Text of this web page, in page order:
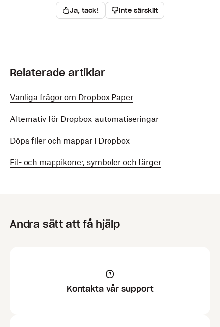
Ja, tack! Inte särskilt
Relaterade artiklar
Vanliga frågor om Dropbox Paper
Alternativ för Dropbox-automatiseringar
Döpa filer och mappar i Dropbox
Fil- och mappikoner, symboler och färger
Andra sätt att få hjälp
Kontakta vår support